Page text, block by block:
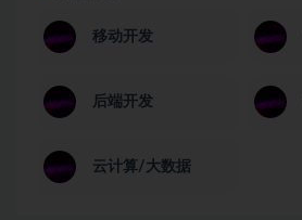
移动开发
后端开发
云计算/大数据